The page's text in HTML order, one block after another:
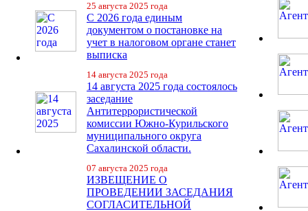
25 августа 2025 года
С 2026 года единым
документом о постановке на
учет в налоговом органе станет
выписка
14 августа 2025 года
14 августа 2025 года состоялось
заседание
Антитеррористической
комиссии Южно-Курильского
муниципального округа
Сахалинской области.
07 августа 2025 года
ИЗВЕЩЕНИЕ О
ПРОВЕДЕНИИ ЗАСЕДАНИЯ
СОГЛАСИТЕЛЬНОЙ